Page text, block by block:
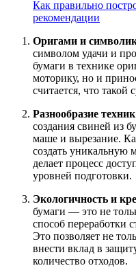
Как правильно
рекомендации
Оригами и
символом удачи и
бумаги в технике
моторику, но и
считается, что такой
Разнообразие техник
создания свиней из
маше и вырезание.
создать уникальную
делает процесс
уровней подготовки.
Экологичность и
бумаги — это не
способ переработки
Это позволяет не
внести вклад в
количество отходов.